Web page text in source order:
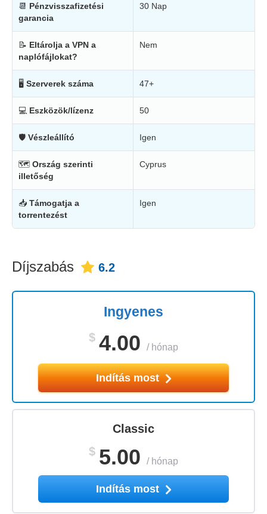
📆 Pénzvisszafizetési
garancia
30 Nap
📝 Eltárolja a VPN a
naplófájlokat?
Nem
🖥 Szerverek száma 47+
💻 Eszközök/lízenz 50
🛡 Vészleállító Igen
🗺 Ország szerinti
illetőség
Cyprus
📥 Támogatja a
torrentezést
Igen
Díjszabás 6.2
Ingyenes
$ 4.00 / hónap
Indítás most
Classic
$ 5.00 / hónap
Indítás most